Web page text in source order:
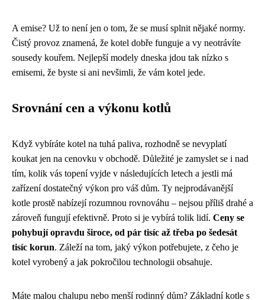
A emise? Už to není jen o tom, že se musí splnit nějaké normy.
Čistý provoz znamená, že kotel dobře funguje a vy neotrávíte
sousedy kouřem. Nejlepší modely dneska jdou tak nízko s
emisemi, že byste si ani nevšimli, že vám kotel jede.
Srovnání cen a výkonu kotlů
Když vybíráte kotel na tuhá paliva, rozhodně se nevyplatí
koukat jen na cenovku v obchodě. Důležité je zamyslet se i nad
tím, kolik vás topení vyjde v následujících letech a jestli má
zařízení dostatečný výkon pro váš dům. Ty nejprodávanější
kotle prostě nabízejí rozumnou rovnováhu – nejsou příliš drahé a
zároveň fungují efektivně. Proto si je vybírá tolik lidí. Ceny se
pohybují opravdu široce, od pár tisíc až třeba po šedesát
tisíc korun. Záleží na tom, jaký výkon potřebujete, z čeho je
kotel vyrobený a jak pokročilou technologii obsahuje.
Máte malou chalupu nebo menší rodinný dům? Základní kotle s